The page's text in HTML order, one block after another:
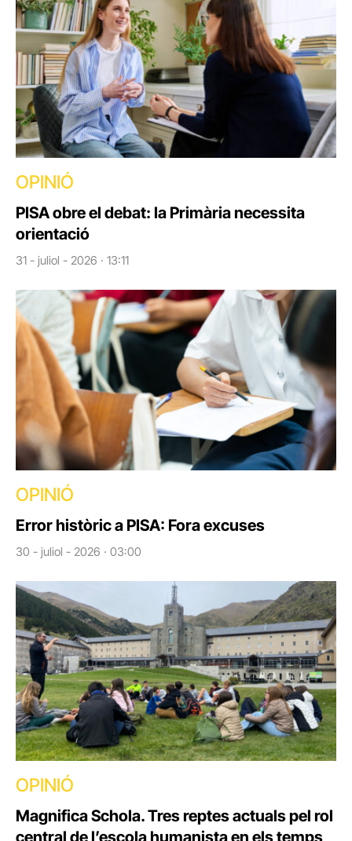
OPINIÓ
PISA obre el debat: la Primària necessita
orientació
31 - juliol - 2026 · 13:11
OPINIÓ
Error històric a PISA: Fora excuses
30 - juliol - 2026 · 03:00
OPINIÓ
Magnifica Schola. Tres reptes actuals pel rol